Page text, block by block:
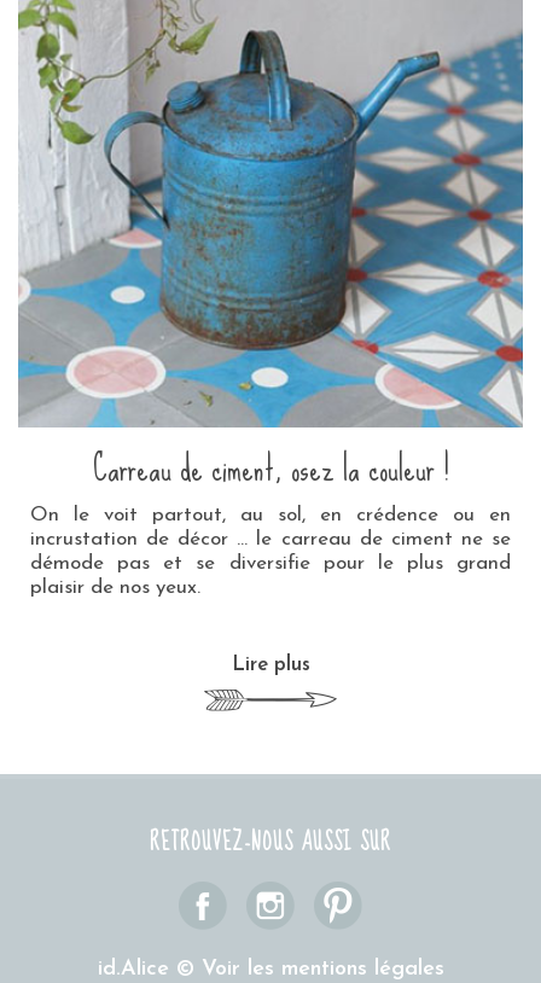
Carreau de ciment, osez la couleur !
On le voit partout, au sol, en crédence ou en
incrustation de décor … le carreau de ciment ne se
démode pas et se diversifie pour le plus grand
plaisir de nos yeux.
Lire plus
RETROUVEZ-NOUS AUSSI SUR
id.Alice © Voir les mentions légales